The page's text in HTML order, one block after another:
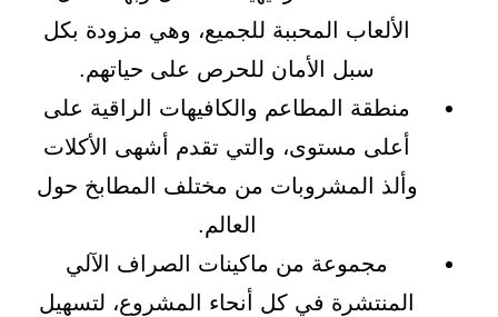
الألعاب المحببة للجميع، وهي مزودة بكل
سبل الأمان للحرص على حياتهم.
منطقة المطاعم والكافيهات الراقية على
أعلى مستوى، والتي تقدم أشهى الأكلات
وألذ المشروبات من مختلف المطابخ حول
العالم.
مجموعة من ماكينات الصراف الآلي
المنتشرة في كل أنحاء المشروع، لتسهيل